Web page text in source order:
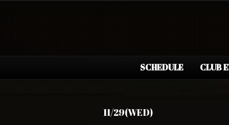
SCHEDULE CLUB
11/29(WED)